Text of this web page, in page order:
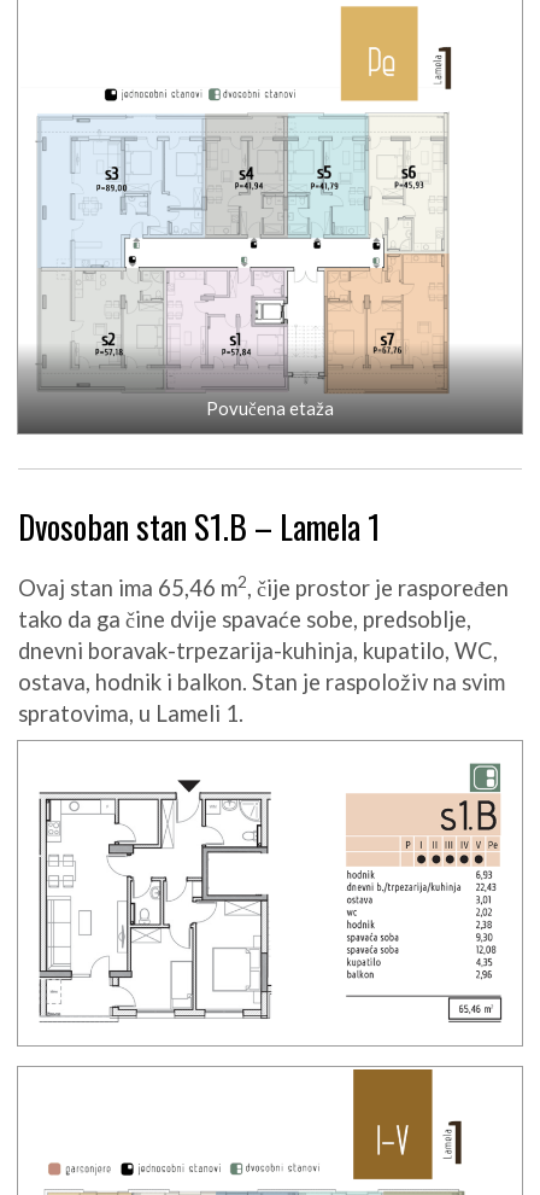
Povučena etaža
Dvosoban stan S1.B – Lamela 1
Ovaj stan ima 65,46 m2, čije prostor je raspoređen
tako da ga čine dvije spavaće sobe, predsoblje,
dnevni boravak-trpezarija-kuhinja, kupatilo, WC,
ostava, hodnik i balkon. Stan je raspoloživ na svim
spratovima, u Lameli 1.